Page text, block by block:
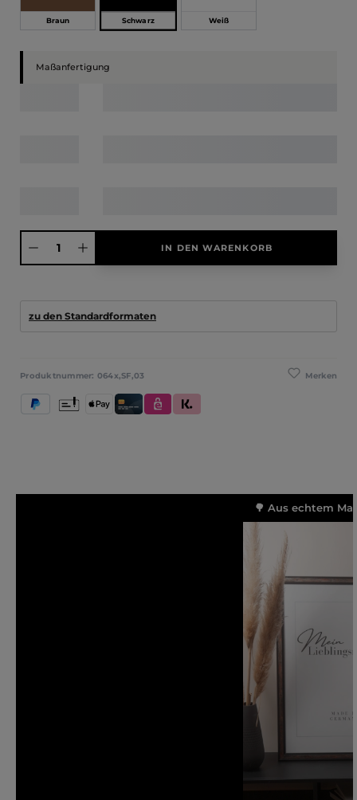
Braun Schwarz Weiß
Maßanfertigung
IN DEN WARENKORB
zu den Standardformaten
Merken
Produktnummer: 064x,SF,03
PayPal Apple PayKredit- und Debitkarte
eps Klarna (Rechnung / Ratenkauf / Sofort)
Vorkasse
🌳 Aus echtem